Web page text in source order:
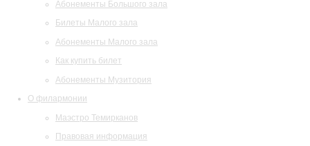
Абонементы Большого зала
Билеты Малого зала
Абонементы Малого зала
Как купить билет
Абонементы Музитория
О филармонии
Маэстро Темирканов
Правовая информация